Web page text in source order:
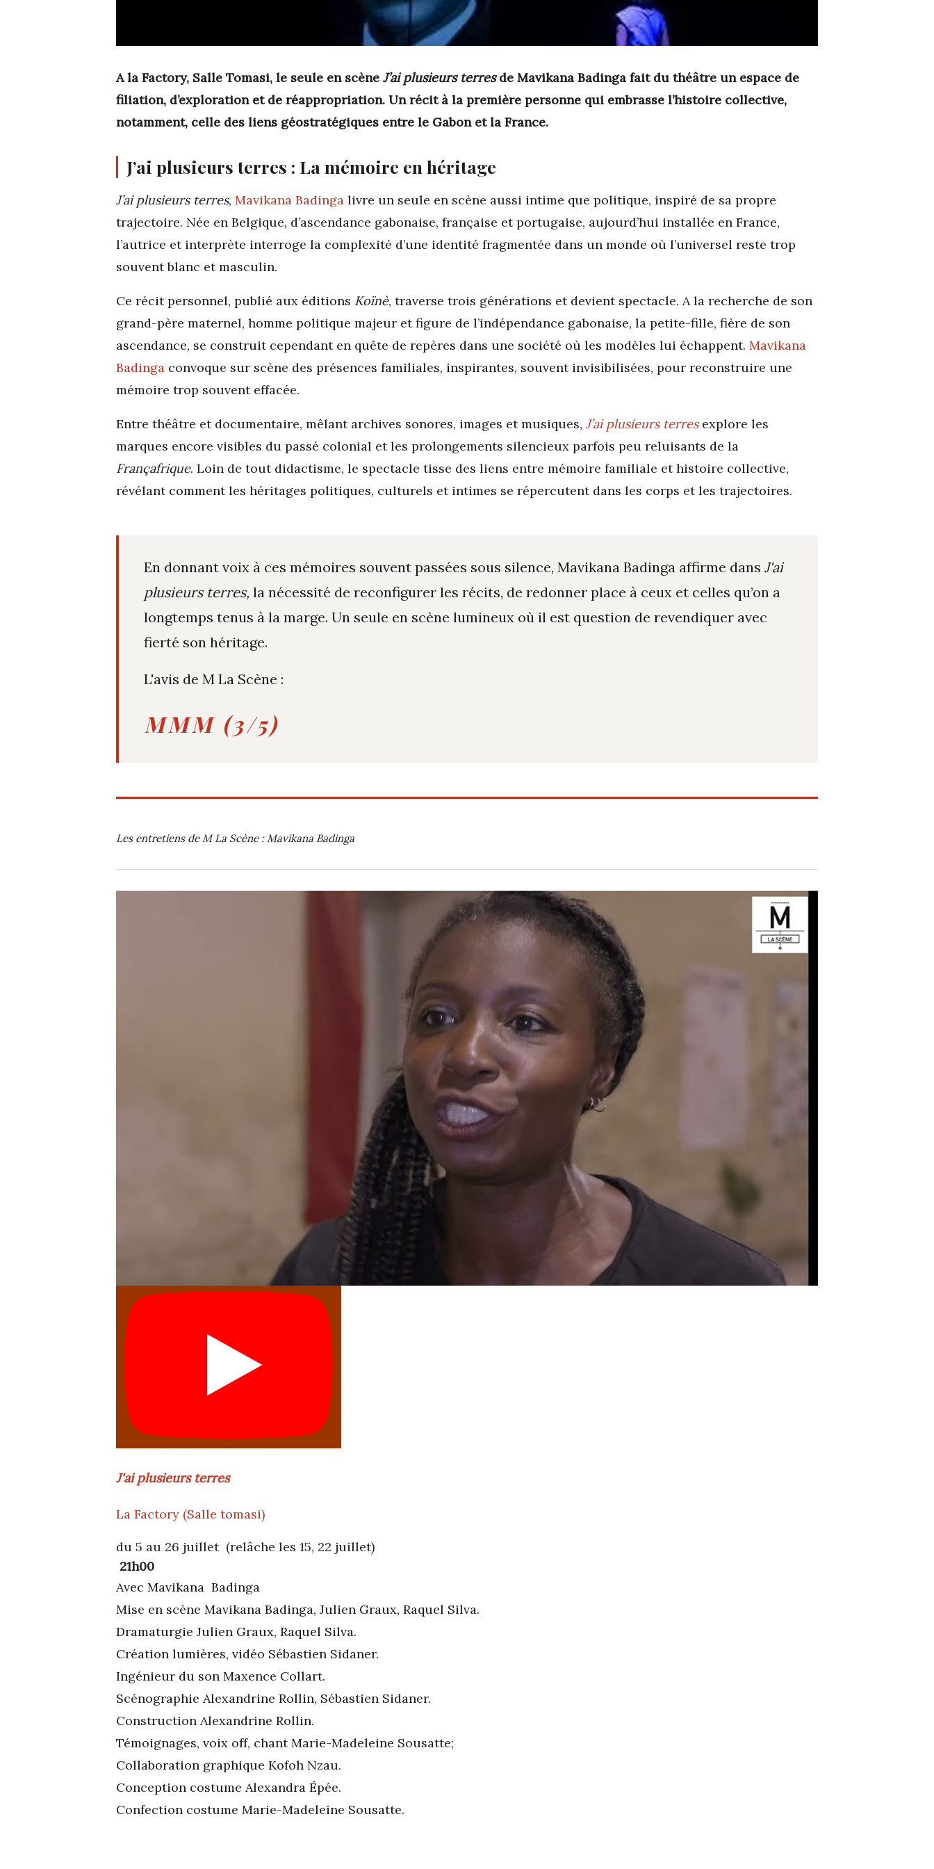
A la Factory, Salle Tomasi, le seule en scène J’ai plusieurs terresde Mavikana Badinga fait du théâtre un espace de
filiation, d’exploration et de réappropriation. Un récit à la première personne qui embrasse l’histoire collective,
notamment, celle des liens géostratégiques entre le Gabon et la France.
J’ai plusieurs terres : La mémoire en héritage
J’ai plusieurs terres, Mavikana Badinga livre un seule en scène aussi intime que politique, inspiré de sa propre
trajectoire. Née en Belgique, d’ascendance gabonaise, française et portugaise, aujourd’hui installée en France,
l’autrice et interprète interroge la complexité d’une identité fragmentée dans un monde où l’universel reste trop
souvent blanc et masculin.
Ce récit personnel, publié aux éditions Koïnè, traverse trois générations et devient spectacle. A la recherche de son
grand-père maternel, homme politique majeur et figure de l’indépendance gabonaise, la petite-fille, fière de son
ascendance, se construit cependant en quête de repères dans une société où les modèles lui échappent. Mavikana
Badinga convoque sur scène des présences familiales, inspirantes, souvent invisibilisées, pour reconstruire une
mémoire trop souvent effacée.
Entre théâtre et documentaire, mêlant archives sonores, images et musiques, J’ai plusieurs terresexplore les
marques encore visibles du passé colonial et les prolongements silencieux parfois peu reluisants de la
Françafrique. Loin de tout didactisme, le spectacle tisse des liens entre mémoire familiale et histoire collective,
révélant comment les héritages politiques, culturels et intimes se répercutent dans les corps et les trajectoires.
En donnant voix à ces mémoires souvent passées sous silence, Mavikana Badinga affirme dans J'ai
plusieurs terres, la nécessité de reconfigurer les récits, de redonner place à ceux et celles qu’on a
longtemps tenus à la marge. Un seule en scène lumineux où il est question de revendiquer avec
fierté son héritage.
L'avis de M La Scène :
MMM (3/5)
Les entretiens de M La Scène : Mavikana Badinga
J'ai plusieurs terres
La Factory (Salle tomasi)
du 5 au 26 juillet (relâche les 15, 22 juillet)
21h00
Avec Mavikana Badinga
Mise en scène Mavikana Badinga, Julien Graux, Raquel Silva.
Dramaturgie Julien Graux, Raquel Silva.
Création lumières, vidéo Sébastien Sidaner.
Ingénieur du son Maxence Collart.
Scénographie Alexandrine Rollin, Sébastien Sidaner.
Construction Alexandrine Rollin.
Témoignages, voix off, chant Marie-Madeleine Sousatte;
Collaboration graphique Kofoh Nzau.
Conception costume Alexandra Épée.
Confection costume Marie-Madeleine Sousatte.